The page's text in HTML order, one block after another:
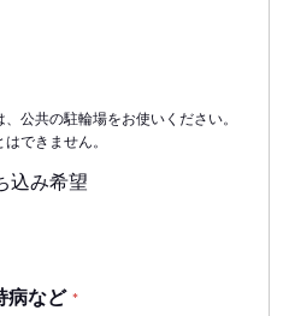
公共の駐輪場をお使いください。
できません。
込み希望
病など *